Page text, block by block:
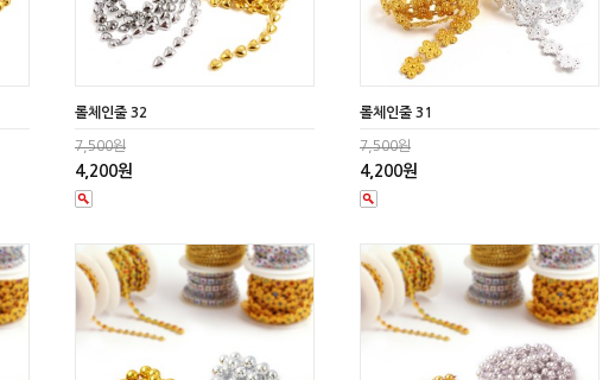
롤체인줄 32
7,500원
4,200원
롤체인줄 31
7,500원
4,200원